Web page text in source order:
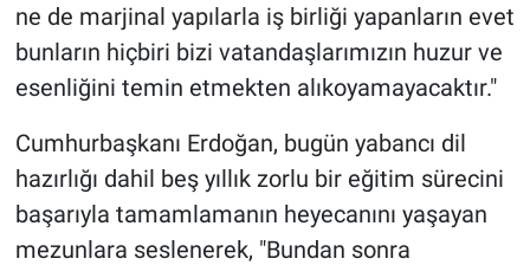
ne de marjinal yapılarla iş birliği yapanların evet
bunların hiçbiri bizi vatandaşlarımızın huzur ve
esenliğini temin etmekten alıkoyamayacaktır."
Cumhurbaşkanı Erdoğan, bugün yabancı dil
hazırlığı dahil beş yıllık zorlu bir eğitim sürecini
başarıyla tamamlamanın heyecanını yaşayan
mezunlara seslenerek, "Bundan sonra